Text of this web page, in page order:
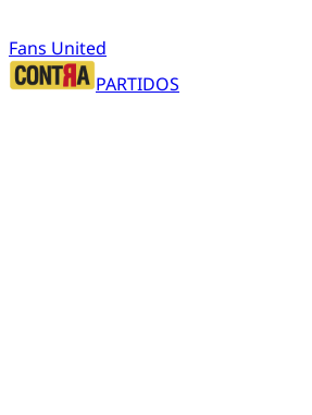
Fans United
PARTIDOS